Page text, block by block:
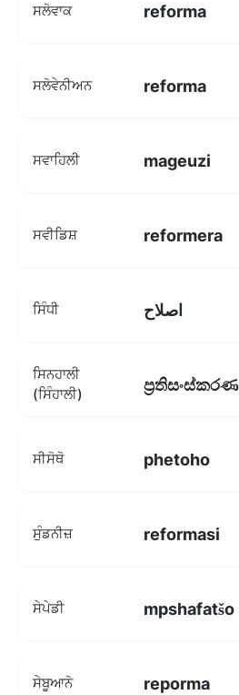
ਸਲੋਵਾਕ reforma
ਸਲੋਵੇਨੀਅਨ reforma
ਸਵਾਹਿਲੀ mageuzi
ਸਵੀਡਿਸ਼ reformera
ਸਿੰਧੀ اصلاح
ਸਿਨਹਾਲੀ
(ਸਿੰਹਾਲੀ)
ප්‍රතිසංස්කරණ
ਸੀਸੋਥੋ phetoho
ਸੁੰਡਨੀਜ਼ reformasi
ਸੇਪੇਡੀ mpshafatšo
ਸੇਬੂਆਨੋ reporma